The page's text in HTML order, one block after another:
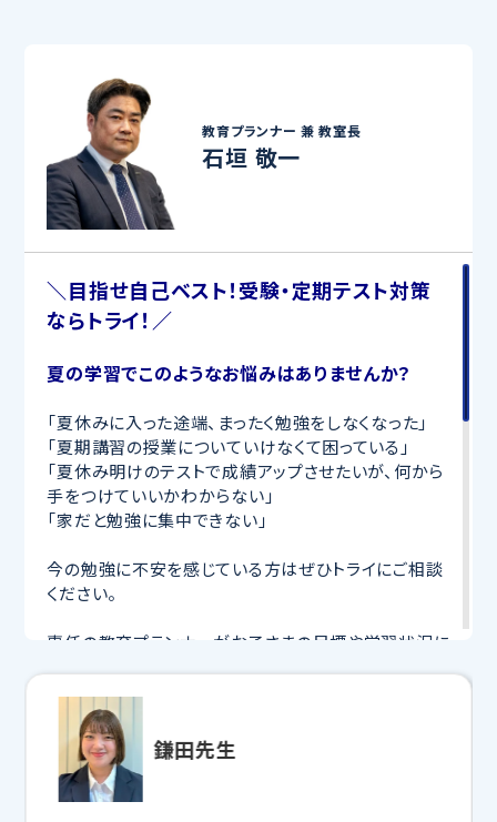
教育プランナー 兼教室長
石垣 敬一
＼目指せ自己ベスト！受験・定期テスト対策
ならトライ！／
夏の学習でこのようなお悩みはありませんか？
「夏休みに入った途端、まったく勉強をしなくなった」
「夏期講習の授業についていけなくて困っている」
「夏休み明けのテストで成績アップさせたいが、何から
手をつけていいかわからない」
「家だと勉強に集中できない」
今の勉強に不安を感じている方はぜひトライにご相談
ください。
専任の教育プランナーがお子さまの目標や学習状況に
寧に教えてくれるから、効率良く成績アップを目指せま
す！
さらに、授業日以外も利用できる
要科目の対策ができる
鎌田先生